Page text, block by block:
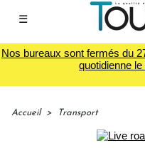
☰
Nos bureaux sont fermés du
quotidienne
Accueil > Transport